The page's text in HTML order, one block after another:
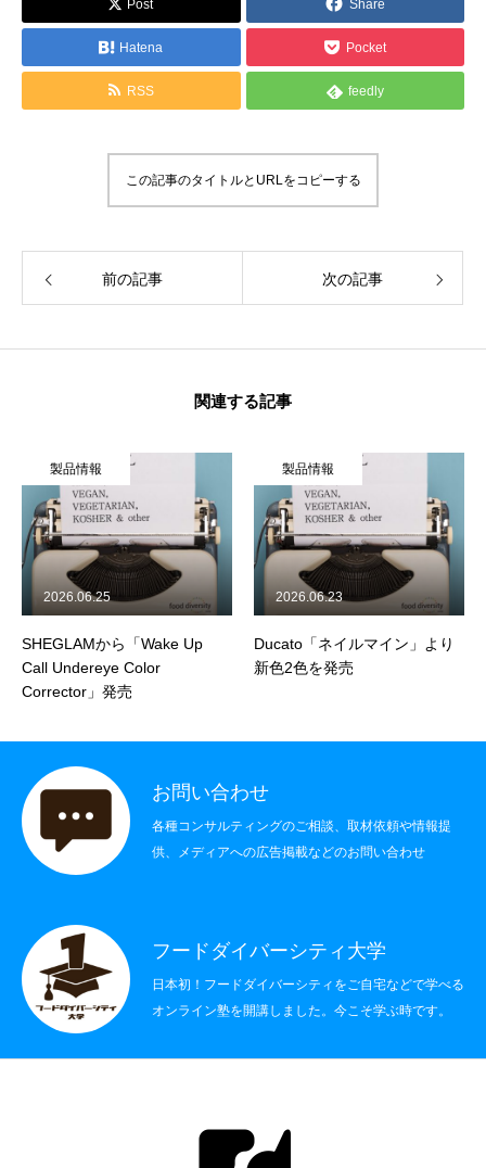
日本素食餐廳攻略
HappyCow
活動履歴
食品関連
飲食店
旅行関連
その他
書籍情報
Post Share
Hatena Pocket
RSS feedly
この記事のタイトルとURLをコピーする
前の記事 次の記事
関連する記事
製品情報
SHEGLAMから「Wake Up
Call Undereye Color
Corrector」発売
2026.06.25
製品情報
Ducato「ネイルマイン」より
新色2色を発売
2026.06.23
お問い合わせ
各種コンサルティングのご相談、取材依頼や情報提
供、メディアへの広告掲載などのお問い合わせ
フードダイバーシティ大学
日本初！フードダイバーシティをご自宅などで学べる
オンライン塾を開講しました。今こそ学ぶ時です。